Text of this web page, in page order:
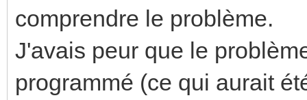
comprendre le problème.
J'avais peur que le
programmé (ce qui aurait